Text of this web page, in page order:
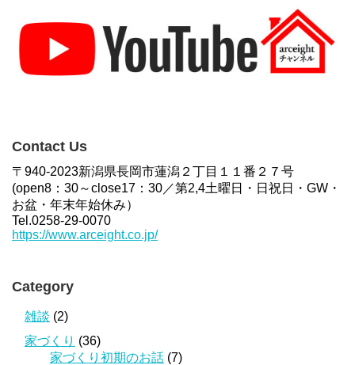
Contact Us
〒940-2023新潟県長岡市蓮潟２丁目１１番２７号
(open8：30～close17：30／第2,4土曜日・日祝日・GW・
お盆・年末年始休み）
Tel.0258-29-0070
https://www.arceight.co.jp/
Category
雑談 (2)
家づくり (36)
家づくり初期のお話 (7)